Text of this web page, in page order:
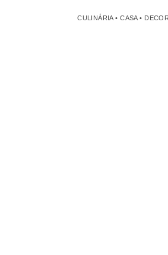
CULINÁRIA • CASA •